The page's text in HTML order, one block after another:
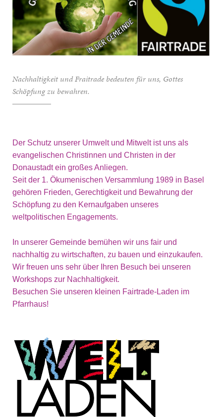
Nachhaltigkeit und Fraitrade bedeuten für uns, Gottes
Schöpfung zu bewahren.
Der Schutz unserer Umwelt und Mitwelt ist uns als
evangelischen Christinnen und Christen in der
Donaustadt ein großes Anliegen.
Seit der 1. Ökumenischen Versammlung 1989 in Basel
gehören Frieden, Gerechtigkeit und Bewahrung der
Schöpfung zu den Kernaufgaben unseres
weltpolitischen Engagements.
In unserer Gemeinde bemühen wir uns fair und
nachhaltig zu wirtschaften, zu bauen und einzukaufen.
Wir freuen uns sehr über Ihren Besuch bei unseren
Workshops zur Nachhaltigkeit.
Besuchen Sie unseren kleinen Fairtrade-Laden im
Pfarrhaus!